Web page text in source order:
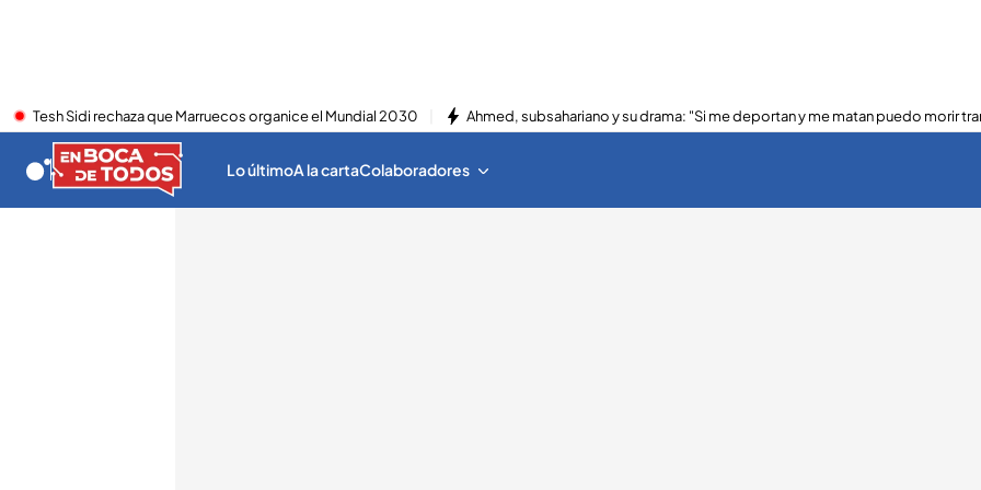
Tesh Sidi rechaza que Marruecos organice el Mundial 2030 Ahmed, subsahariano y su drama: "Si me deportan y me matan puedo morir
Lo últimoA la cartaColaboradores